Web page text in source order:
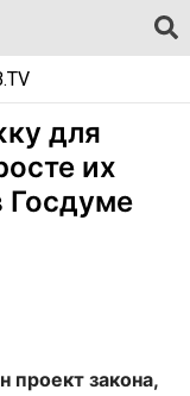
для
их
Госдуме
проект закона,